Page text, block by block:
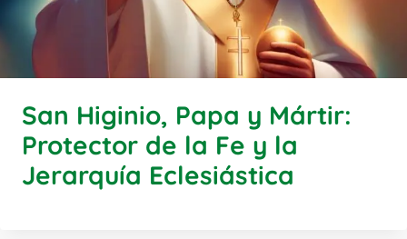
San Higinio, Papa y Mártir:
Protector de la Fe y la
Jerarquía Eclesiástica